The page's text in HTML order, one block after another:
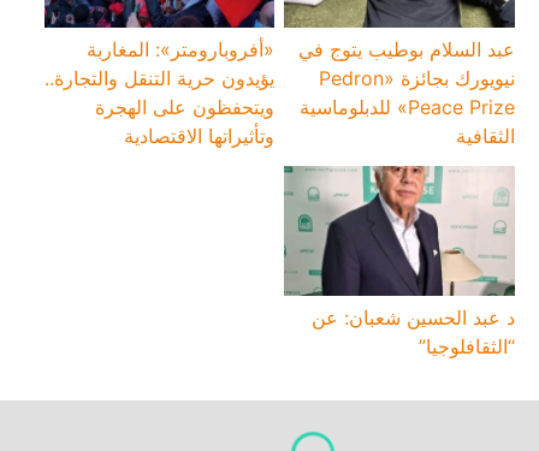
عبد السلام بوطيب يتوج في
نيويورك بجائزة «Pedron
Peace Prize» للدبلوماسية
الثقافية
«أفروبارومتر»: المغاربة
يؤيدون حرية التنقل والتجارة..
ويتحفظون على الهجرة
وتأثيراتها الاقتصادية
د عبد الحسين شعبان: عن
“الثقافلوجيا”